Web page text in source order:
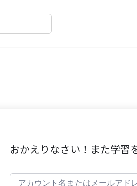
おかえりなさい！また学習